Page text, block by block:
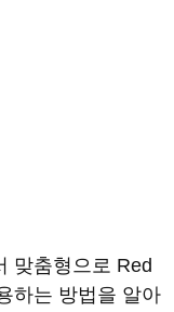
맞춤형으로 Red
하는 방법을 알아